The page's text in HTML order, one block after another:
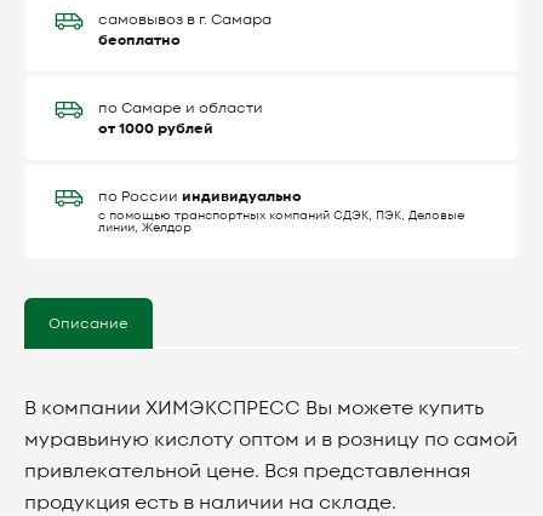
самовывоз в г. Самара
бесплатно
по Самаре и области
от 1000 рублей
по России индивидуально
с помощью транспортных компаний СДЭК, ПЭК, Деловые
линии, Желдор
Описание
В компании ХИМЭКСПРЕСС Вы можете купить
муравьиную кислоту оптом и в розницу по самой
привлекательной цене. Вся представленная
продукция есть в наличии на складе.